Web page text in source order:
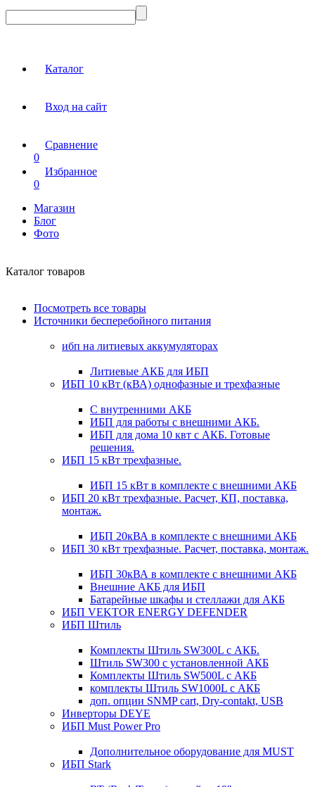
Каталог
Вход на сайт
Сравнение
0
Избранное
0
Магазин
Блог
Фото
Каталог товаров
Посмотреть все товары
Источники бесперебойного питания
ибп на литиевых аккумуляторах
Литиевые АКБ для ИБП
ИБП 10 кВт (кВА) однофазные и трехфазные
С внутренними АКБ
ИБП для работы с внешними АКБ.
ИБП для дома 10 квт с АКБ. Готовые
решения.
ИБП 15 кВт трехфазные.
ИБП 15 кВт в комплекте с внешними АКБ
ИБП 20 кВт трехфазные. Расчет, КП, поставка,
монтаж.
ИБП 20кВА в комплекте с внешними АКБ
ИБП 30 кВт трехфазные. Расчет, поставка, монтаж.
ИБП 30кВА в комплекте с внешними АКБ
Внешние АКБ для ИБП
Батарейные шкафы и стеллажи для АКБ
ИБП VEKTOR ENERGY DEFENDER
ИБП Штиль
Комплекты Штиль SW300L с АКБ.
Штиль SW300 с установленной АКБ
Комплекты Штиль SW500L с АКБ
комплекты Штиль SW1000L с АКБ
доп. опции SNMP cart, Dry-contakt, USB
Инверторы DEYE
ИБП Must Power Pro
Дополнительное оборудование для MUST
ИБП Stark